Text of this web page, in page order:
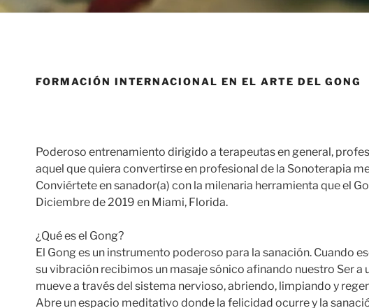
FORMACIÓN INTERNACIONAL EN EL ARTE DEL GONG
Poderoso entrenamiento dirigido a terapeutas en general,
aquel que quiera convertirse en profesional de la Sonoterapia
Conviértete en sanador(a) con la milenaria herramienta que el
Diciembre de 2019 en Miami, Florida.
¿Qué es el Gong?
El Gong es un instrumento poderoso para la sanación. Cuando
su vibración recibimos un masaje sónico afinando nuestro Ser a
mueve a través del sistema nervioso, abriendo, limpiando y
Abre un espacio meditativo donde la felicidad ocurre y la